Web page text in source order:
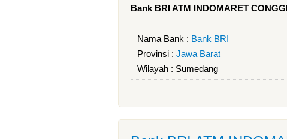
Bank BRI ATM INDOMARET
Nama Bank : Bank BRI
Provinsi : Jawa Barat
Wilayah : Sumedang